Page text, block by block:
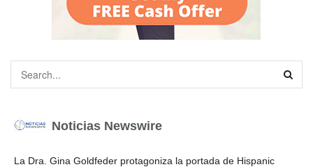
Noticias Newswire
La Dra. Gina Goldfeder protagoniza la portada de Hispanic